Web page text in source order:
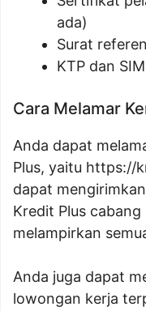
ada)
Surat
KTP dan SIM
Cara Melamar
Anda dapat
Plus, yaitu https://
dapat
Kredit Plus
melampirkan
Anda juga dapat
lowongan kerja